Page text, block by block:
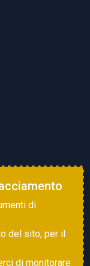
di
del sito, per il
di monitorare